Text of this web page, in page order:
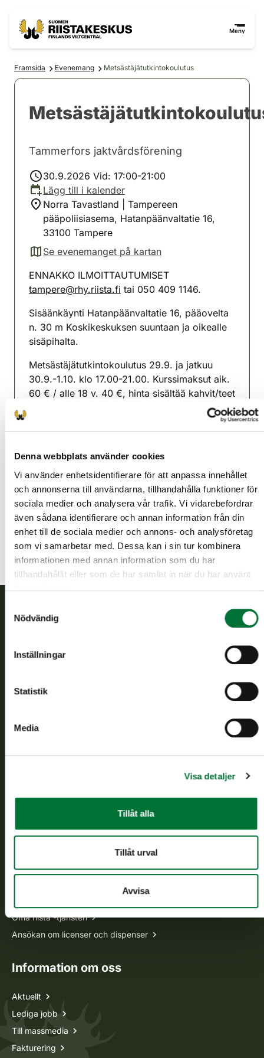
Denna webbplats använder cookies
Vi använder enhetsidentifierare för att anpassa innehållet
och annonserna till användarna, tillhandahålla funktioner för
sociala medier och analysera vår trafik. Vi vidarebefordrar
även sådana identifierare och annan information från din
enhet till de sociala medier och annons- och analysföretag
som vi samarbetar med. Dessa kan i sin tur kombinera
informationen med annan information som du har
tillhandahållit eller som de har samlat in när du har använt
Nödvändig
Inställningar
Statistik
Media
Visa detaljer
Tillåt alla
Tillåt urval
Avvisa
Meny
Framsida Evenemang Metsästäjätutkintokoulutus
Tammerfors jaktvårdsförening
30.9.2026 Vid: 17:00-21:00
Lägg till i kalender
Norra Tavastland | Tampereen
pääpoliisiasema, Hatanpäänvaltatie 16,
33100 Tampere
Se evenemanget på kartan
(avautuu uuteen välilehteen)
ENNAKKO ILMOITTAUTUMISET
tampere@rhy.riista.fi tai 050 409 1146.
Sisäänkäynti Hatanpäänvaltatie 16, pääovelta
n. 30 m Koskikeskuksen suuntaan ja oikealle
sisäpihalta.
Metsästäjätutkintokoulutus 29.9. ja jatkuu
30.9.-1.10. klo 17.00-21.00. Kurssimaksut aik.
60 € / alle 18 v. 40 €, hinta sisältää kahvit/teet
Ilmoitathan mahdolliset ruoka-aine allergiat.
Maksut paikan päällä pankkikortti / käteinen.
Tammerfors jaktvårdsförening
tampere@rhy.riista.fi
Finlands viltcentral
Finlands viltcentral främjar en hållbar vilthushållning, stöder
jaktvårdsföreningarnas verksamhet, ser till att viltpolitiken
verkställs och svarar för de offentliga förvaltningsuppgifter
som föreskrivs.
Kundtjänst
Ofta ställda frågor
Alla kontaktuppgifter
Oma riista -tjänsten
Ansökan om licenser och dispenser
Information om oss
Aktuellt
Lediga jobb
Till massmedia
Fakturering